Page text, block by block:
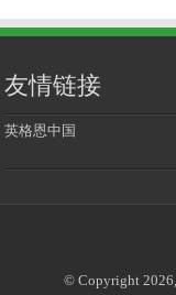
友情链接
英格恩中国
© Copyright